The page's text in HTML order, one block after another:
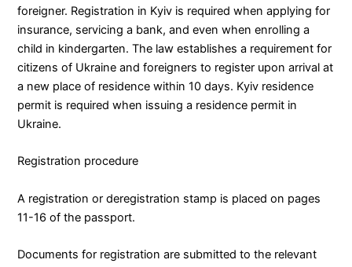
foreigner. Registration in Kyiv is required when applying for
insurance, servicing a bank, and even when enrolling a
child in kindergarten. The law establishes a requirement for
citizens of Ukraine and foreigners to register upon arrival at
a new place of residence within 10 days. Kyiv residence
permit is required when issuing a residence permit in
Ukraine.
Registration procedure
A registration or deregistration stamp is placed on pages
11-16 of the passport.
Documents for registration are submitted to the relevant